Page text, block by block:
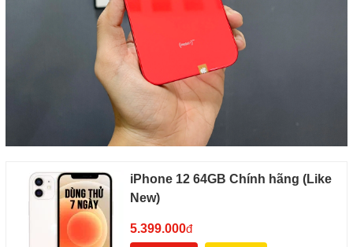
iPhone 12 64GB Chính hãng (Like
New)
5.399.000đ